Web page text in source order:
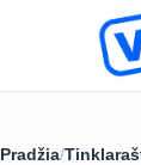
Pradžia/